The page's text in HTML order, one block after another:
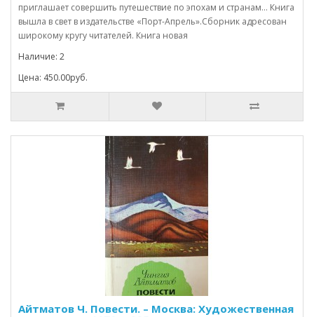
приглашает совершить путешествие по эпохам и странам… Книга
вышла в свет в издательстве «Порт-Апрель».Сборник адресован
широкому кругу читателей. Книга новая
Наличие: 2
Цена: 450.00руб.
Айтматов Ч. Повести. – Москва: Художественная